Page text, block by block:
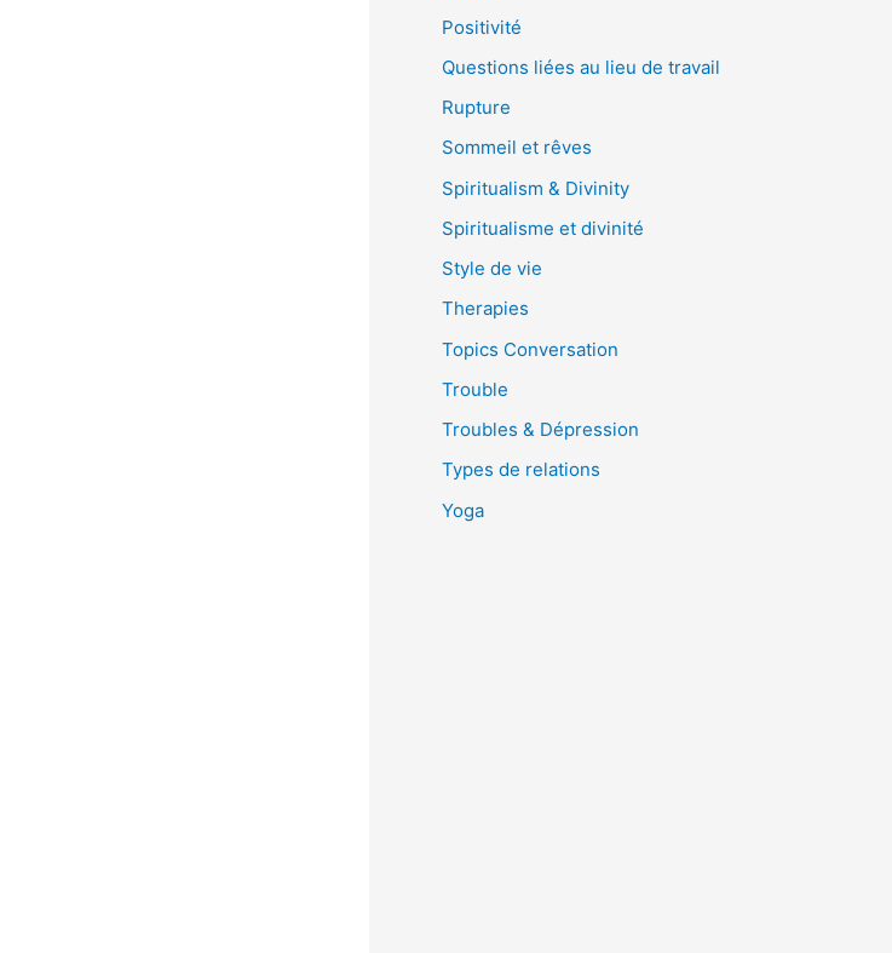
Positivité
Questions liées au lieu de travail
Rupture
Sommeil et rêves
Spiritualism & Divinity
Spiritualisme et divinité
Style de vie
Therapies
Topics Conversation
Trouble
Troubles & Dépression
Types de relations
Yoga